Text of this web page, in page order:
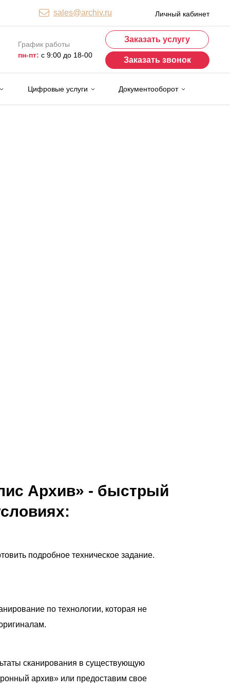
sales@archiv.ru Личный кабинет
График работы
пн-пт: с 9:00 до 18-00
Заказать услугу
Заказать звонок
Цифровые услуги Документооборот
Архив» - быстрый
подробное техническое задание.
по технологии, которая не
сканирования в существующую
архив» или предоставим свое